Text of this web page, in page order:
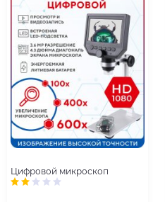
Цифровой микроскоп